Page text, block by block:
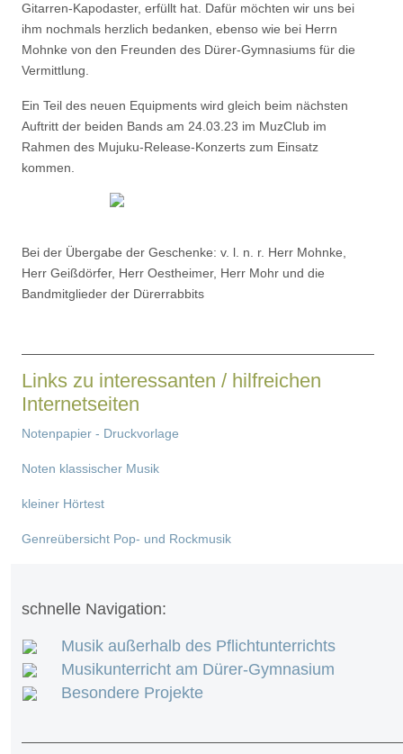
Gitarren-Kapodaster, erfüllt hat. Dafür möchten wir uns bei
ihm nochmals herzlich bedanken, ebenso wie bei Herrn
Mohnke von den Freunden des Dürer-Gymnasiums für die
Vermittlung.
Ein Teil des neuen Equipments wird gleich beim nächsten
Auftritt der beiden Bands am 24.03.23 im MuzClub im
Rahmen des Mujuku-Release-Konzerts zum Einsatz
kommen.
Bei der Übergabe der Geschenke: v. l. n. r. Herr Mohnke,
Herr Geißdörfer, Herr Oestheimer, Herr Mohr und die
Bandmitglieder der Dürerrabbits
Links zu interessanten / hilfreichen
Internetseiten
Notenpapier - Druckvorlage
Noten klassischer Musik
kleiner Hörtest
Genreübersicht Pop- und Rockmusik
schnelle Navigation:
Musik außerhalb des Pflichtunterrichts
Musikunterricht am Dürer-Gymnasium
Besondere Projekte